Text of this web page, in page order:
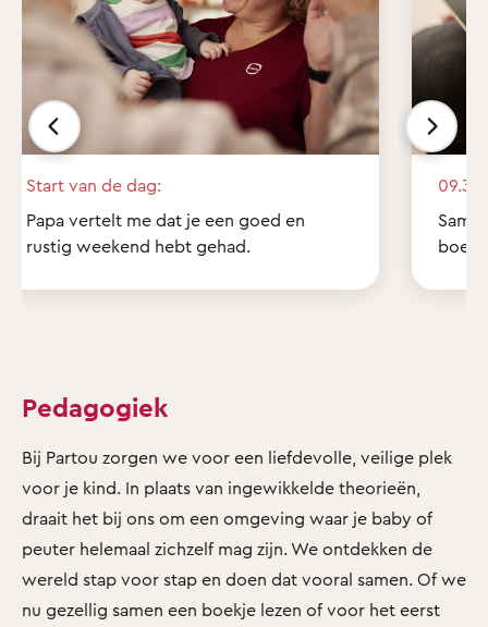
Start van de dag:
Papa vertelt me dat je een goed en
rustig weekend hebt gehad.
09.30
Pedagogiek
Bij Partou zorgen we voor een liefdevolle, veilige plek
voor je kind. In plaats van ingewikkelde theorieën,
draait het bij ons om een omgeving waar je baby of
peuter helemaal zichzelf mag zijn. We ontdekken de
wereld stap voor stap en doen dat vooral samen. Of we
nu gezellig samen een boekje lezen of voor het eerst